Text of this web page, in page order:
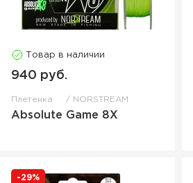
Товар в наличии
940 руб.
Плетенка NORSTREAM
Absolute Game 8X
-29%